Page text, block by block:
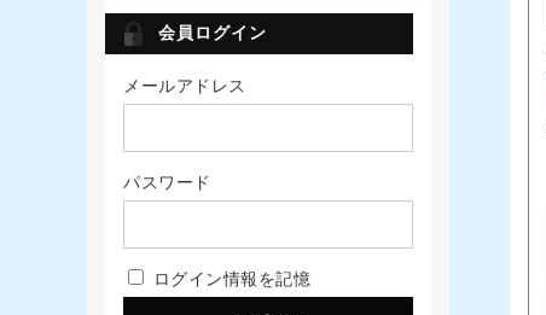
会員ログイン
メールアドレス
パスワード
ログイン情報を記憶